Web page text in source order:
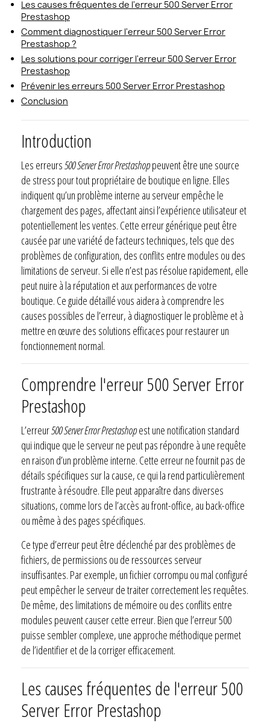
Les causes fréquentes de l'erreur 500 Server Error
Prestashop
Comment diagnostiquer l'erreur 500 Server Error
Prestashop ?
Les solutions pour corriger l'erreur 500 Server Error
Prestashop
Prévenir les erreurs 500 Server Error Prestashop
Conclusion
Introduction
Les erreurs500 Server Error Prestashoppeuvent être une source
de stress pour tout propriétaire de boutique en ligne. Elles
indiquent qu’un problème interne au serveur empêche le
chargement des pages, affectant ainsi l’expérience utilisateur et
potentiellement les ventes. Cette erreur générique peut être
causée par une variété de facteurs techniques, tels que des
problèmes de configuration, des conflits entre modules ou des
limitations de serveur. Si elle n’est pas résolue rapidement, elle
peut nuire à la réputation et aux performances de votre
boutique. Ce guide détaillé vous aidera à comprendre les
causes possibles de l’erreur, à diagnostiquer le problème et à
mettre en œuvre des solutions efficaces pour restaurer un
fonctionnement normal.
Comprendre l'erreur 500 Server Error
Prestashop
L’erreur500 Server Error Prestashopest une notification standard
qui indique que le serveur ne peut pas répondre à une requête
en raison d’un problème interne. Cette erreur ne fournit pas de
détails spécifiques sur la cause, ce qui la rend particulièrement
frustrante à résoudre. Elle peut apparaître dans diverses
situations, comme lors de l’accès au front-office, au back-office
ou même à des pages spécifiques.
Ce type d’erreur peut être déclenché par des problèmes de
fichiers, de permissions ou de ressources serveur
insuffisantes. Par exemple, un fichier corrompu ou mal configuré
peut empêcher le serveur de traiter correctement les requêtes.
De même, des limitations de mémoire ou des conflits entre
modules peuvent causer cette erreur. Bien que l’erreur 500
puisse sembler complexe, une approche méthodique permet
de l’identifier et de la corriger efficacement.
Les causes fréquentes de l'erreur 500
Server Error Prestashop